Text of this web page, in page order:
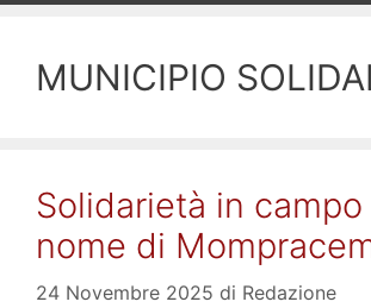
MUNICIPIO
Solidarietà in campo
nome di
24 Novembre 2025 di Redazione